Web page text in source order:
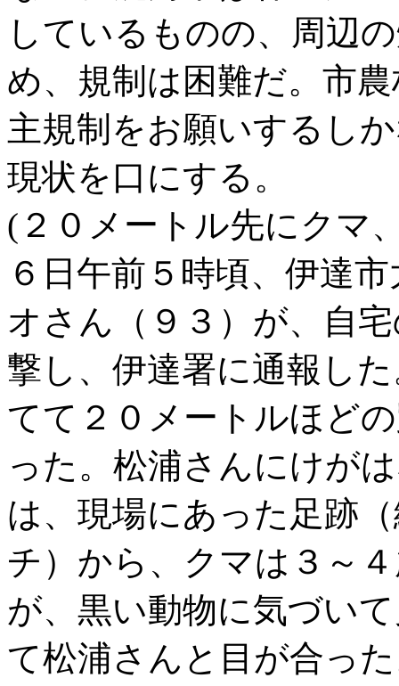
しているものの、周辺
め、規制は困難だ。市
主規制をお願いするし
現状を口にする。
(２０メートル先にクマ
６日午前５時頃、伊達
オさん（９３）が、自
撃し、伊達署に通報し
てて２０メートルほど
った。松浦さんにけが
は、現場にあった足跡
チ）から、クマは３～
が、黒い動物に気づい
て松浦さんと目が合っ